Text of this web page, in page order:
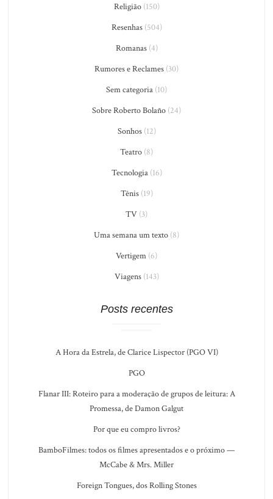
Religião(150)
Resenhas(504)
Romanas(4)
Rumores e Reclames (30)
Sem categoria (10)
Sobre Roberto Bolaño (24)
Sonhos(12)
Teatro (8)
Tecnologia(16)
Tênis(19)
TV (3)
Uma semana um texto (8)
Vertigem (6)
Viagens(143)
Posts recentes
A Hora da Estrela, de Clarice Lispector (PGO VI)
PGO
Flanar III: Roteiro para a moderação de grupos de leitura: A
Promessa, de Damon Galgut
Por que eu compro livros?
BamboFilmes: todos os filmes apresentados e o próximo —
McCabe & Mrs. Miller
Foreign Tongues, dos Rolling Stones